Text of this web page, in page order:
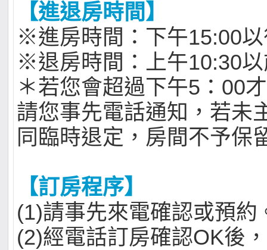
【進退房時間】
※進房時間：下午15:00
※退房時間：上午10:30
＊若您會超過下午5：00
請您事先電話通知，若未
同臨時退定，房間不予保
【訂房程序】
(1)請事先來電確認或預約
(2)經電話訂房確認OK後